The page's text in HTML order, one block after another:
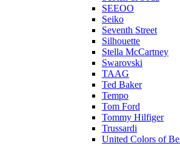
SEEOO
Seiko
Seventh Street
Silhouette
Stella McCartney
Swarovski
TAAG
Ted Baker
Tempo
Tom Ford
Tommy Hilfiger
Trussardi
United Colors of